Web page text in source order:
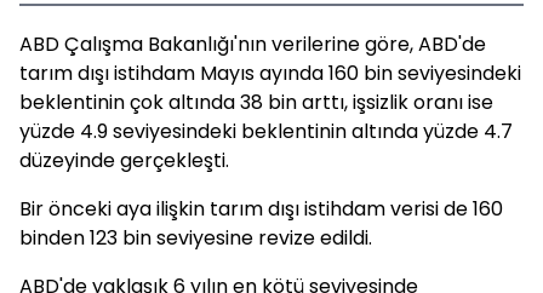
ABD Çalışma Bakanlığı'nın verilerine göre, ABD'de
tarım dışı istihdam Mayıs ayında 160 bin seviyesindeki
beklentinin çok altında 38 bin arttı, işsizlik oranı ise
yüzde 4.9 seviyesindeki beklentinin altında yüzde 4.7
düzeyinde gerçekleşti.
Bir önceki aya ilişkin tarım dışı istihdam verisi de 160
binden 123 bin seviyesine revize edildi.
ABD'de yaklaşık 6 yılın en kötü seviyesinde